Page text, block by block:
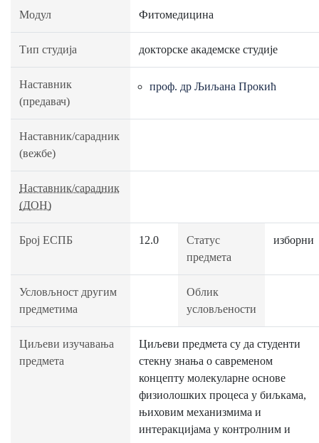
Модул Фитомедицина
Тип студија докторске академске студије
Наставник
(предавач)
проф. др Љиљана Прокић
Наставник/сарадник
(вежбе)
Наставник/сарадник
(ДОН)
Број ЕСПБ 12.0
Статус
предмета
изборни
Условљност другим
предметима
Облик
условљености
Циљеви изучавања
предмета
Циљеви предмета су да студенти
стекну знања о савременом
концепту молекуларне основе
физиолошких процеса у биљкама,
њиховим механизмима и
интеракцијама у контролним и